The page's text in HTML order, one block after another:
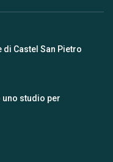
Castel San Pietro
uno studio per